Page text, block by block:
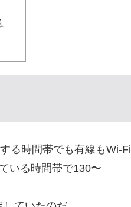
る時間帯でも有線もWi-Fi
いる時間帯で130〜